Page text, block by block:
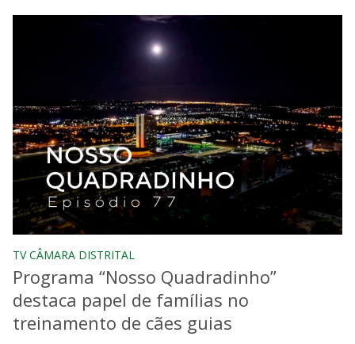
TV CÂMARA DISTRITAL
Programa “Nosso Quadradinho”
destaca papel de famílias no
treinamento de cães guias